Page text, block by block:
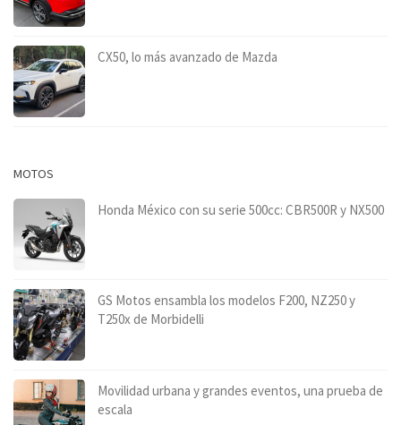
CX50, lo más avanzado de Mazda
MOTOS
Honda México con su serie 500cc: CBR500R y NX500
GS Motos ensambla los modelos F200, NZ250 y
T250x de Morbidelli
Movilidad urbana y grandes eventos, una prueba de
escala